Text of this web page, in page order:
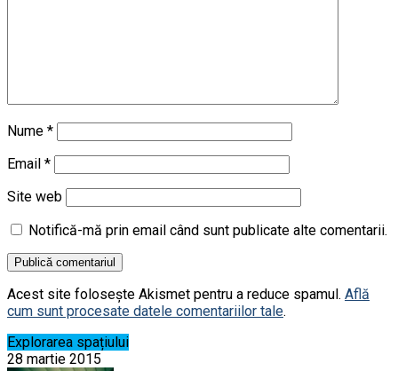
Nume *
Email *
Site web
Notifică-mă prin email când sunt publicate alte comentarii.
Acest site folosește Akismet pentru a reduce spamul. Află
cum sunt procesate datele comentariilor tale.
Explorarea spațiului
28 martie 2015